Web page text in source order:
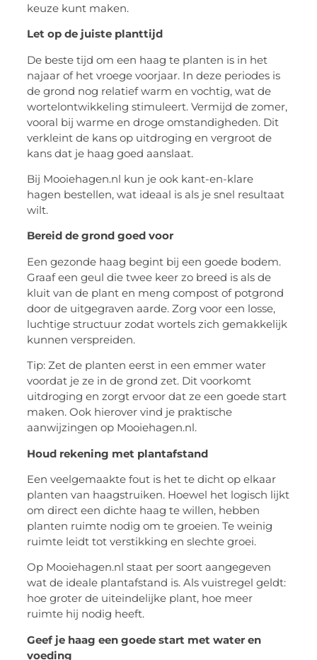
keuze kunt maken.
Let op de juiste planttijd
De beste tijd om een haag te planten is in het
najaar of het vroege voorjaar. In deze periodes is
de grond nog relatief warm en vochtig, wat de
wortelontwikkeling stimuleert. Vermijd de zomer,
vooral bij warme en droge omstandigheden. Dit
verkleint de kans op uitdroging en vergroot de
kans dat je haag goed aanslaat.
Bij Mooiehagen.nl kun je ook kant-en-klare
hagen bestellen, wat ideaal is als je snel resultaat
wilt.
Bereid de grond goed voor
Een gezonde haag begint bij een goede bodem.
Graaf een geul die twee keer zo breed is als de
kluit van de plant en meng compost of potgrond
door de uitgegraven aarde. Zorg voor een losse,
luchtige structuur zodat wortels zich gemakkelijk
kunnen verspreiden.
Tip: Zet de planten eerst in een emmer water
voordat je ze in de grond zet. Dit voorkomt
uitdroging en zorgt ervoor dat ze een goede start
maken. Ook hierover vind je praktische
aanwijzingen op Mooiehagen.nl.
Houd rekening met plantafstand
Een veelgemaakte fout is het te dicht op elkaar
planten van haagstruiken. Hoewel het logisch lijkt
om direct een dichte haag te willen, hebben
planten ruimte nodig om te groeien. Te weinig
ruimte leidt tot verstikking en slechte groei.
Op Mooiehagen.nl staat per soort aangegeven
wat de ideale plantafstand is. Als vuistregel geldt:
hoe groter de uiteindelijke plant, hoe meer
ruimte hij nodig heeft.
Geef je haag een goede start met water en
voeding